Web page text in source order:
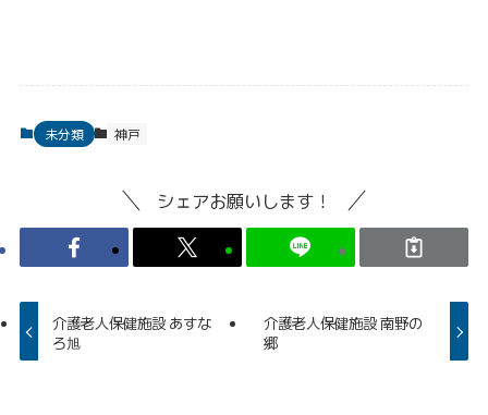
未分類 神戸
シェアお願いします！
介護老人保健施設 あすな
ろ旭
介護老人保健施設 南野の
郷